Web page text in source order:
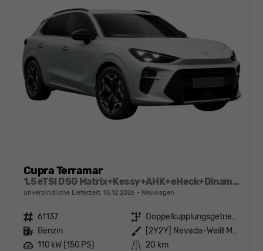
Cupra Terramar
1.5 eTSI DSG Matrix+Kessy+AHK+eHeck+Dinamica+CarPlay+eHeck+GV5
unverbindliche Lieferzeit: 15.12.2026 Neuwagen
Fahrzeugnr. 61137 Getriebe
Doppelkupplungsgetriebe (DSG)
Kraftstoff Benzin Außenfarbe
[2Y2Y] Nevada-Weiß Metallic
Leistung 110 kW (150 PS) Kilometerstand 20 km